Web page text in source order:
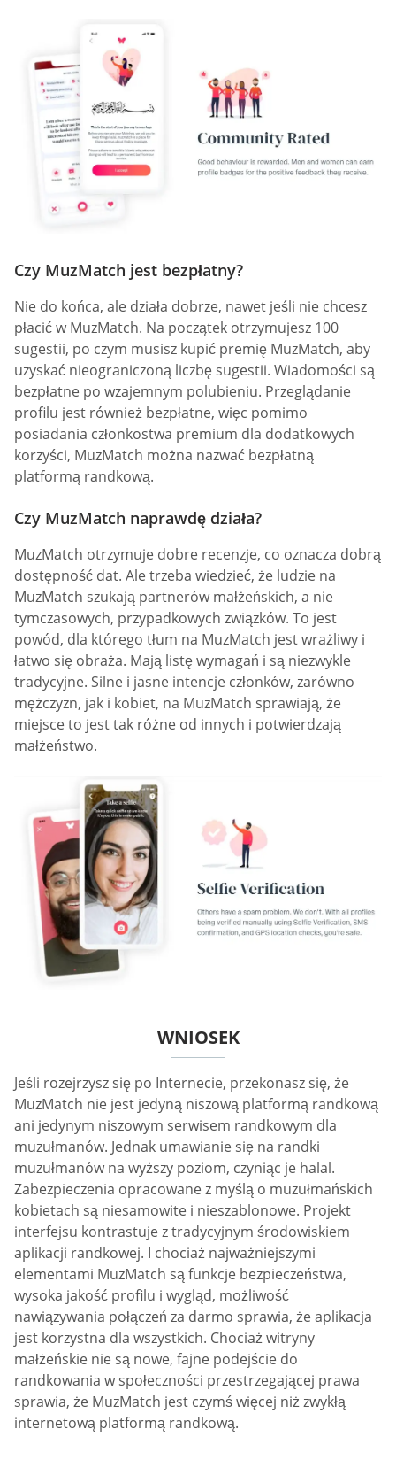
Czy MuzMatch jest bezpłatny?
Nie do końca, ale działa dobrze, nawet jeśli nie chcesz
płacić w MuzMatch. Na początek otrzymujesz 100
sugestii, po czym musisz kupić premię MuzMatch, aby
uzyskać nieograniczoną liczbę sugestii. Wiadomości są
bezpłatne po wzajemnym polubieniu. Przeglądanie
profilu jest również bezpłatne, więc pomimo
posiadania członkostwa premium dla dodatkowych
korzyści, MuzMatch można nazwać bezpłatną
platformą randkową.
Czy MuzMatch naprawdę działa?
MuzMatch otrzymuje dobre recenzje, co oznacza dobrą
dostępność dat. Ale trzeba wiedzieć, że ludzie na
MuzMatch szukają partnerów małżeńskich, a nie
tymczasowych, przypadkowych związków. To jest
powód, dla którego tłum na MuzMatch jest wrażliwy i
łatwo się obraża. Mają listę wymagań i są niezwykle
tradycyjne. Silne i jasne intencje członków, zarówno
mężczyzn, jak i kobiet, na MuzMatch sprawiają, że
miejsce to jest tak różne od innych i potwierdzają
małżeństwo.
WNIOSEK
Jeśli rozejrzysz się po Internecie, przekonasz się, że
MuzMatch nie jest jedyną niszową platformą randkową
ani jedynym niszowym serwisem randkowym dla
muzułmanów. Jednak umawianie się na randki
muzułmanów na wyższy poziom, czyniąc je halal.
Zabezpieczenia opracowane z myślą o muzułmańskich
kobietach są niesamowite i nieszablonowe. Projekt
interfejsu kontrastuje z tradycyjnym środowiskiem
aplikacji randkowej. I chociaż najważniejszymi
elementami MuzMatch są funkcje bezpieczeństwa,
wysoka jakość profilu i wygląd, możliwość
nawiązywania połączeń za darmo sprawia, że aplikacja
jest korzystna dla wszystkich. Chociaż witryny
małżeńskie nie są nowe, fajne podejście do
randkowania w społeczności przestrzegającej prawa
sprawia, że MuzMatch jest czymś więcej niż zwykłą
internetową platformą randkową.